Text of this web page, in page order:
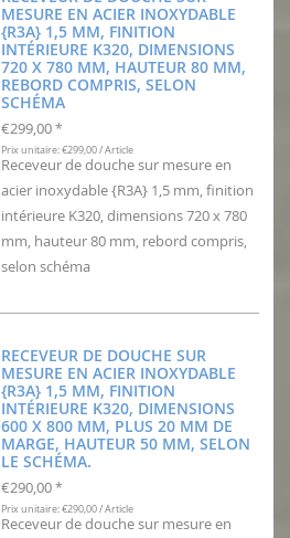
MESURE EN ACIER INOXYDABLE
{R3A} 1,5 MM, FINITION
INTÉRIEURE K320, DIMENSIONS
720 X 780 MM, HAUTEUR 80 MM,
REBORD COMPRIS, SELON
SCHÉMA
€299,00 *
Prix unitaire: €299,00 / Article
Receveur de douche sur mesure en
acier inoxydable {R3A} 1,5 mm, finition
intérieure K320, dimensions 720 x 780
mm, hauteur 80 mm, rebord compris,
selon schéma
RECEVEUR DE DOUCHE SUR
MESURE EN ACIER INOXYDABLE
{R3A} 1,5 MM, FINITION
INTÉRIEURE K320, DIMENSIONS
600 X 800 MM, PLUS 20 MM DE
MARGE, HAUTEUR 50 MM, SELON
LE SCHÉMA.
€290,00 *
Prix unitaire: €290,00 / Article
Receveur de douche sur mesure en